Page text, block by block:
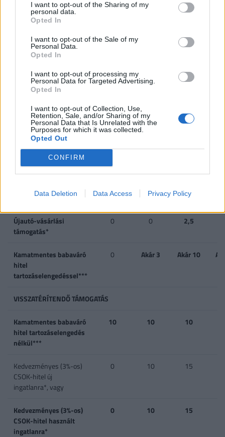
I want to opt-out of the Sharing of my
personal data.
Opted In
I want to opt-out of the Sale of my
Personal Data.
Opted In
I want to opt-out of processing my
Personal Data for Targeted Advertising.
Opted In
I want to opt-out of Collection, Use,
Retention, Sale, and/or Sharing of my
Personal Data that Is Unrelated with the
Purposes for which it was collected.
Opted Out
CONFIRM
Data Deletion Data Access Privacy Policy
CSOK új építésű
ingatlanra*, vagy
0,6 2,6 10
CSOK használt ingatlan
vásárlására (nem
0,6 2,2
CSOK használt ingatlan
és/vagy
korszerűsítésére
(kistelepülés)*
2,6
Jelzáloghitel-
elengedés**
0
Tartozás
fele
tartozás
Újautó-vásárlási
támogatás*
0 0 2,5
Kamatmentes babaváró
hitel
tartozáselengedéssel***
0 Akár 3 Akár 10
VISSZATÉRÍTENDŐ TÁMOGATÁS
Kamatmentes babaváró
hitel tartozáselengedés
nélkül***
10 10 10
Kedvezményes (3%-os)
CSOK-hitel új
ingatlanra*, vagy
0 10 15
Kedvezményes (3%-os)
CSOK-hitel használt
ingatlanra*
0 10 15